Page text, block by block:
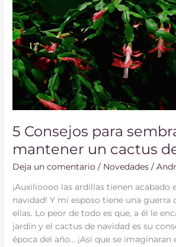
5 Consejos para
mantener un cactus
Deja un comentario / Novedades /
¡Auxilioooo las ardillas tienen acabado
navidad! Y mi esposo tiene una guerra
ellas. Lo peor de todo es que, a él le
jardín y el cactus de navidad es su
época del año… ¡Así que se imaginaran
y
mantener
un
cactus
de
navidad